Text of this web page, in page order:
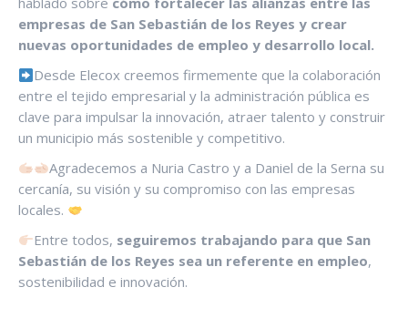
empresas de San Sebastián de los Reyes y crear
nuevas oportunidades de empleo y desarrollo local.
Desde Elecox creemos firmemente que la colaboración
entre el tejido empresarial y la administración pública es
clave para impulsar la innovación, atraer talento y construir
un municipio más sostenible y competitivo.
Agradecemos a Nuria Castro y a Daniel de la Serna su
cercanía, su visión y su compromiso con las empresas
locales.
Entre todos, seguiremos trabajando para que San
Sebastián de los Reyes sea un referente en empleo,
sostenibilidad e innovación.